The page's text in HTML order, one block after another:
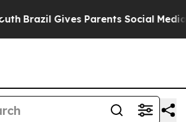
Brazil Gives Parents Social Media